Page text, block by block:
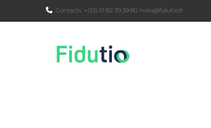
to
Contacts: +(33) 01 82 39 39 80, hello@fidutio.fr